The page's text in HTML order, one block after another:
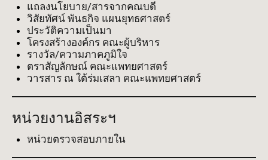
แถลงนโยบาย/สารจากคณบดี
วิสัยทัศน์ พันธกิจ แผนยุทธศาสตร์
ประวัติความเป็นมา
โครงสร้างองค์กร คณะผู้บริหาร
รางวัล/ความภาคภูมิใจ
ตราสัญลักษณ์ คณะแพทยศาสตร์
วารสาร ณ ใต้ร่มเสลา คณะแพทยศาสตร์
หน่วยงานอิสระฯ
หน่วยตรวจสอบภายใน